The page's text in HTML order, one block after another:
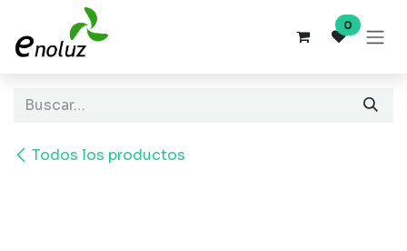
Ir al contenido
0
Todos los productos